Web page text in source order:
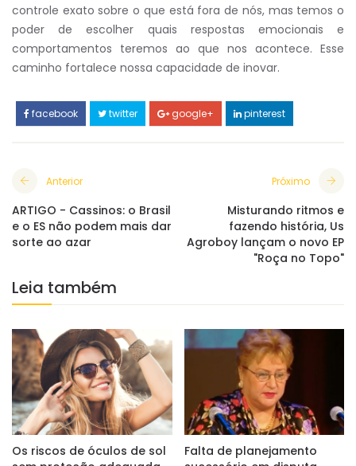
controle exato sobre o que está fora de nós, mas temos o
poder de escolher quais respostas emocionais e
comportamentos teremos ao que nos acontece. Esse
caminho fortalece nossa capacidade de inovar.
facebook twitter google+ pinterest
Anterior
ARTIGO - Cassinos: o Brasil
e o ES não podem mais dar
sorte ao azar
Próximo
Misturando ritmos e
fazendo história, Us
Agroboy lançam o novo EP
"Roça no Topo"
Leia também
Os riscos de óculos de sol
Falta de planejamento